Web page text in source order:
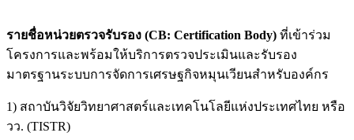
รายชื่อหน่วยตรวจรับรอง (CB: Certification Body) ที่เข้าร่วม
โครงการและพร้อมให้บริการตรวจประเมินและรับรอง
มาตรฐานระบบการจัดการเศรษฐกิจหมุนเวียนสำหรับองค์กร
1) สถาบันวิจัยวิทยาศาสตร์และเทคโนโลยีแห่งประเทศไทย หรือ
วว. (TISTR)